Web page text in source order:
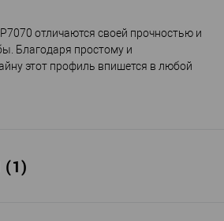
отличаются своей прочностью и
Благодаря простому и
этот профиль впишется в любой